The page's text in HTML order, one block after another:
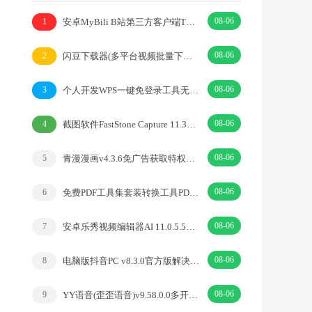
1 安卓MyBili B站第三方客户端TV版v1.6.9 08-06
2 闪豆下载器(多平台视频批量下载器)v2026.07.29 08-06
3 个人开发WPS一键免登录工具无需登录账号 08-06
4 截图软件FastStone Capture 11.3中文绿色版 08-06
5 青漫漫画v4.3.6免广告获取特权重制修复版 08-06
6 免费PDF工具集套装转换工具PDFgear v2.1.18 08-06
7 安卓乐秀视频编辑器AI 11.0.5.5去广告解锁VIP版 08-06
8 电脑版抖音PC v8.3.0官方版解决网页切换烦恼 08-06
9 YY语音(歪歪语音)v9.58.0.0多开去广告绿色版 08-06